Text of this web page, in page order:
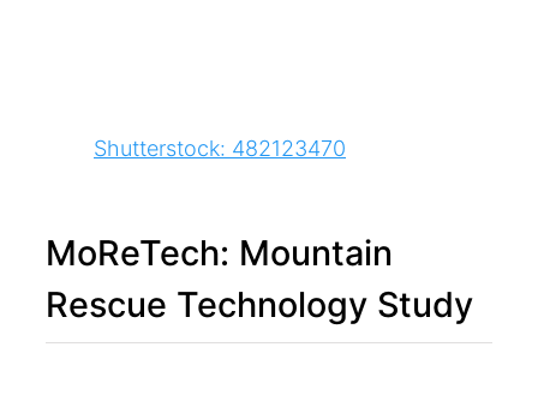
Shutterstock: 482123470
MoReTech: Mountain
Rescue Technology Study